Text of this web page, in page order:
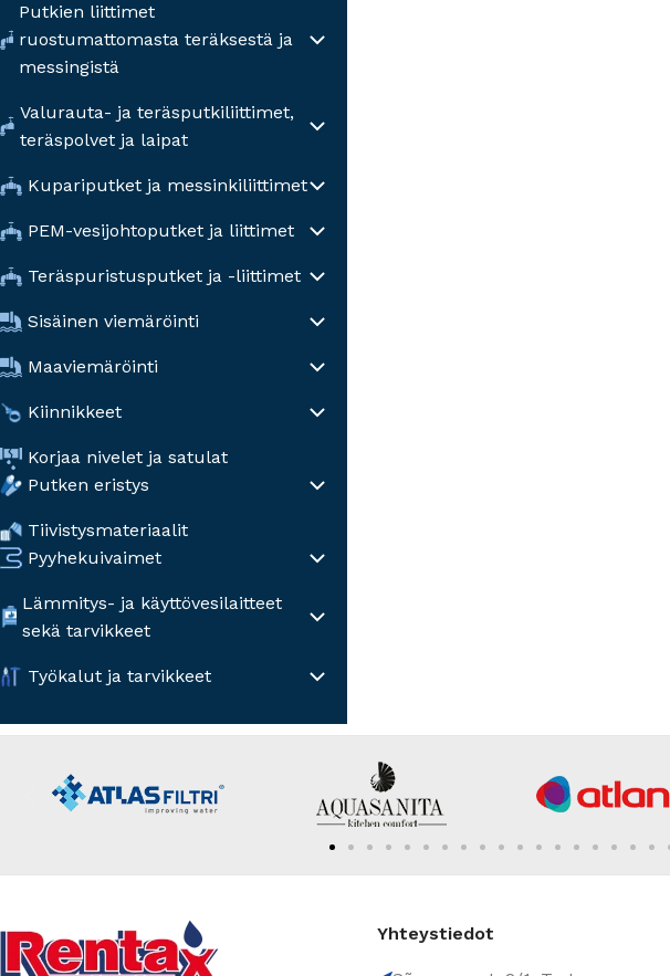
Putkien liittimet
ruostumattomasta teräksestä ja
messingistä
Valurauta- ja teräsputkiliittimet,
teräspolvet ja laipat
Kupariputket ja messinkiliittimet
PEM-vesijohtoputket ja liittimet
Teräspuristusputket ja -liittimet
Sisäinen viemäröinti
Maaviemäröinti
Kiinnikkeet
Korjaa nivelet ja satulat
Putken eristys
Tiivistysmateriaalit
Pyyhekuivaimet
Lämmitys- ja käyttövesilaitteet
sekä tarvikkeet
Työkalut ja tarvikkeet
Yhteystiedot